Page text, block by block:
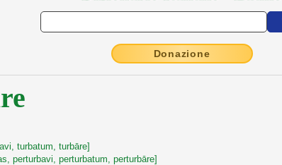
Donazione
turbatum, turbāre]
perturbavi, perturbatum, perturbāre]